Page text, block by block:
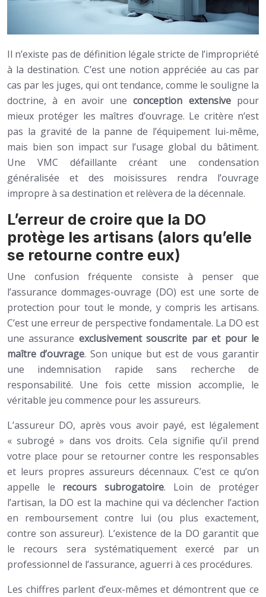
Il n’existe pas de définition légale stricte de l’impropriété
à la destination. C’est une notion appréciée au cas par
cas par les juges, qui ont tendance, comme le souligne la
doctrine, à en avoir uneconception extensivepour
mieux protéger les maîtres d’ouvrage. Le critère n’est
pas la gravité de la panne de l’équipement lui-même,
mais bien son impact sur l’usage global du bâtiment.
Une VMC défaillante créant une condensation
généralisée et des moisissures rendra l’ouvrage
impropre à sa destination et relèvera de la décennale.
L’erreur de croire que la DO
protège les artisans (alors qu’elle
se retourne contre eux)
Une confusion fréquente consiste à penser que
l’assurance dommages-ouvrage (DO) est une sorte de
protection pour tout le monde, y compris les artisans.
C’est une erreur de perspective fondamentale. La DO est
une assurance exclusivement souscrite par et pour le
maître d’ouvrage. Son unique but est de vous garantir
une indemnisation rapide sans recherche de
responsabilité. Une fois cette mission accomplie, le
véritable jeu commence pour les assureurs.
L’assureur DO, après vous avoir payé, est légalement
« subrogé » dans vos droits. Cela signifie qu’il prend
votre place pour se retourner contre les responsables
et leurs propres assureurs décennaux. C’est ce qu’on
appelle le recours subrogatoire. Loin de protéger
l’artisan, la DO est la machine qui va déclencher l’action
en remboursement contre lui (ou plus exactement,
contre son assureur). L’existence de la DO garantit que
le recours sera systématiquement exercé par un
professionnel de l’assurance, aguerri à ces procédures.
Les chiffres parlent d’eux-mêmes et démontrent que ce